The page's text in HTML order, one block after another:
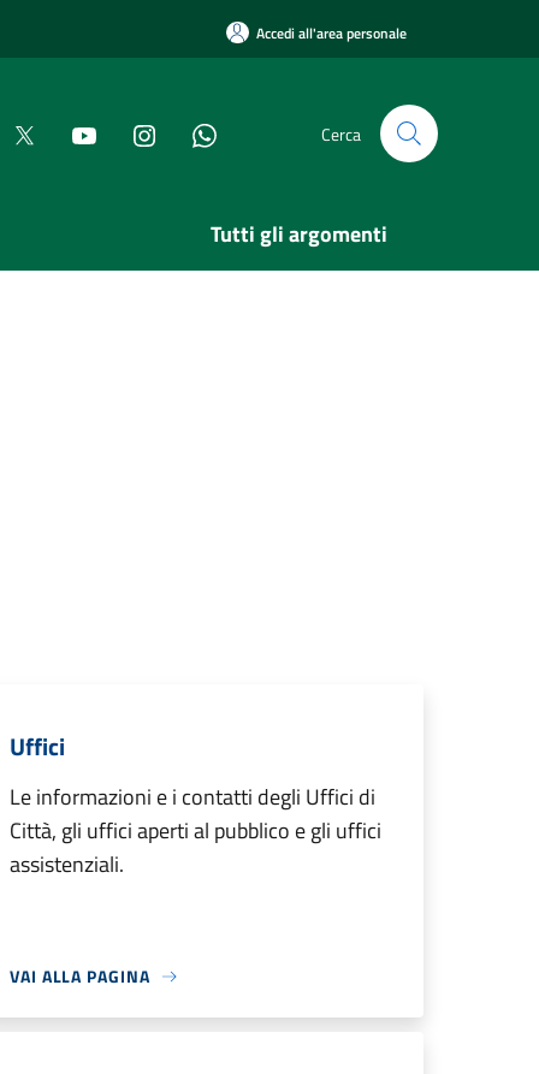
Accedi all'area personale
Cerca
Tutti gli argomenti
Uffici
Le informazioni e i contatti degli Uffici di
Città, gli uffici aperti al pubblico e gli uffici
assistenziali.
VAI ALLA PAGINA